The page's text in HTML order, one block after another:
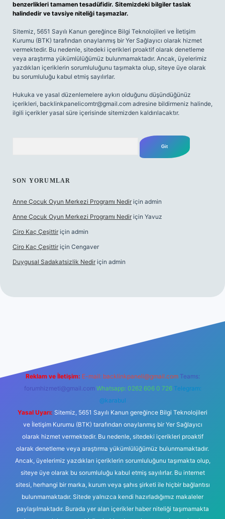
benzerlikleri tamamen tesadüfidir. Sitemizdeki bilgiler taslak
halindedir ve tavsiye niteliği taşımazlar.
Sitemiz, 5651 Sayılı Kanun gereğince Bilgi Teknolojileri ve İletişim
Kurumu (BTK) tarafından onaylanmış bir Yer Sağlayıcı olarak hizmet
vermektedir. Bu nedenle, sitedeki içerikleri proaktif olarak denetleme
veya araştırma yükümlülüğümüz bulunmamaktadır. Ancak, üyelerimiz
yazdıkları içeriklerin sorumluluğunu taşımakta olup, siteye üye olarak
bu sorumluluğu kabul etmiş sayılırlar.
Hukuka ve yasal düzenlemelere aykırı olduğunu düşündüğünüz
içerikleri, backlinkpanelicomtr@gmail.com adresine bildirmeniz halinde,
ilgili içerikler yasal süre içerisinde sitemizden kaldırılacaktır.
SON YORUMLAR
Anne Çocuk Oyun Merkezi Programı Nedir için admin
Anne Çocuk Oyun Merkezi Programı Nedir için Yavuz
Ciro Kaç Çeşittir için admin
Ciro Kaç Çeşittir için Cengaver
Duygusal Sadakatsizlik Nedir için admin
elexbetgiris.org
Reklam ve İletişim: E-mail: backlinkpaneli@gmail.com Teams:
forumhizmeti@gmail.com Whatsapp: 0262 606 0 726 Telegram:
@karabul
Yasal Uyarı: Sitemiz, 5651 Sayılı Kanun gereğince Bilgi Teknolojileri
ve İletişim Kurumu (BTK) tarafından onaylanmış bir Yer Sağlayıcı
olarak hizmet vermektedir. Bu nedenle, sitedeki içerikleri proaktif
olarak denetleme veya araştırma yükümlülüğümüz bulunmamaktadır.
Ancak, üyelerimiz yazdıkları içeriklerin sorumluluğunu taşımakta olup,
siteye üye olarak bu sorumluluğu kabul etmiş sayılırlar. Bu internet
sitesi, herhangi bir marka, kurum veya şahıs şirketi ile hiçbir bağlantısı
bulunmamaktadır. Sitede yalnızca kendi hazırladığımız makaleler
paylaşılmaktadır. Burada yer alan içerikler haber niteliği taşımamakta